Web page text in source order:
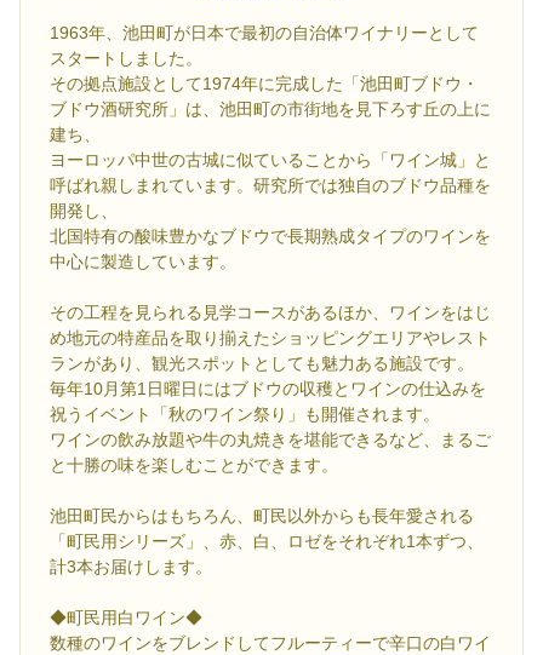
1963年、池田町が日本で最初の自治体ワイナリーとして
スタートしました。
その拠点施設として1974年に完成した「池田町ブドウ・
ブドウ酒研究所」は、池田町の市街地を見下ろす丘の上に
建ち、
ヨーロッパ中世の古城に似ていることから「ワイン城」と
呼ばれ親しまれています。研究所では独自のブドウ品種を
開発し、
北国特有の酸味豊かなブドウで長期熟成タイプのワインを
中心に製造しています。
その工程を見られる見学コースがあるほか、ワインをはじ
め地元の特産品を取り揃えたショッピングエリアやレスト
ランがあり、観光スポットとしても魅力ある施設です。
毎年10月第1日曜日にはブドウの収穫とワインの仕込みを
祝うイベント「秋のワイン祭り」も開催されます。
ワインの飲み放題や牛の丸焼きを堪能できるなど、まるご
と十勝の味を楽しむことができます。
池田町民からはもちろん、町民以外からも長年愛される
「町民用シリーズ」、赤、白、ロゼをそれぞれ1本ずつ、
計3本お届けします。
◆町民用白ワイン◆
数種のワインをブレンドしてフルーティーで辛口の白ワイ